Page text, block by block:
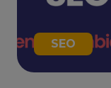
SEO